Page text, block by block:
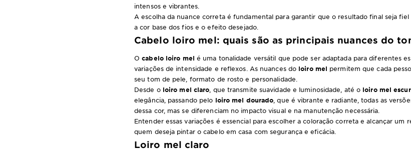
intensos e vibrantes.
A escolha da nuance correta é fundamental para garantir que o resultado final seja
a cor base dos fios e o efeito desejado.
Cabelo loiro mel: quais são as principais nuances do
Ocabelo loiro mel é uma tonalidade versátil que pode ser adaptada para diferentes
variações de intensidade e reflexos. As nuances do loiro mel permitem que cada
seu tom de pele, formato de rosto e personalidade.
Desde o loiro mel claro , que transmite suavidade e luminosidade, até o loiro mel
elegância, passando pelo loiro mel dourado , que é vibrante e radiante, todas as
dessa cor, mas se diferenciam no impacto visual e na manutenção necessária.
Entender essas variações é essencial para escolher a coloração correta e alcançar um
quem deseja pintar o cabelo em casa com segurança e eficácia.
Loiro mel claro